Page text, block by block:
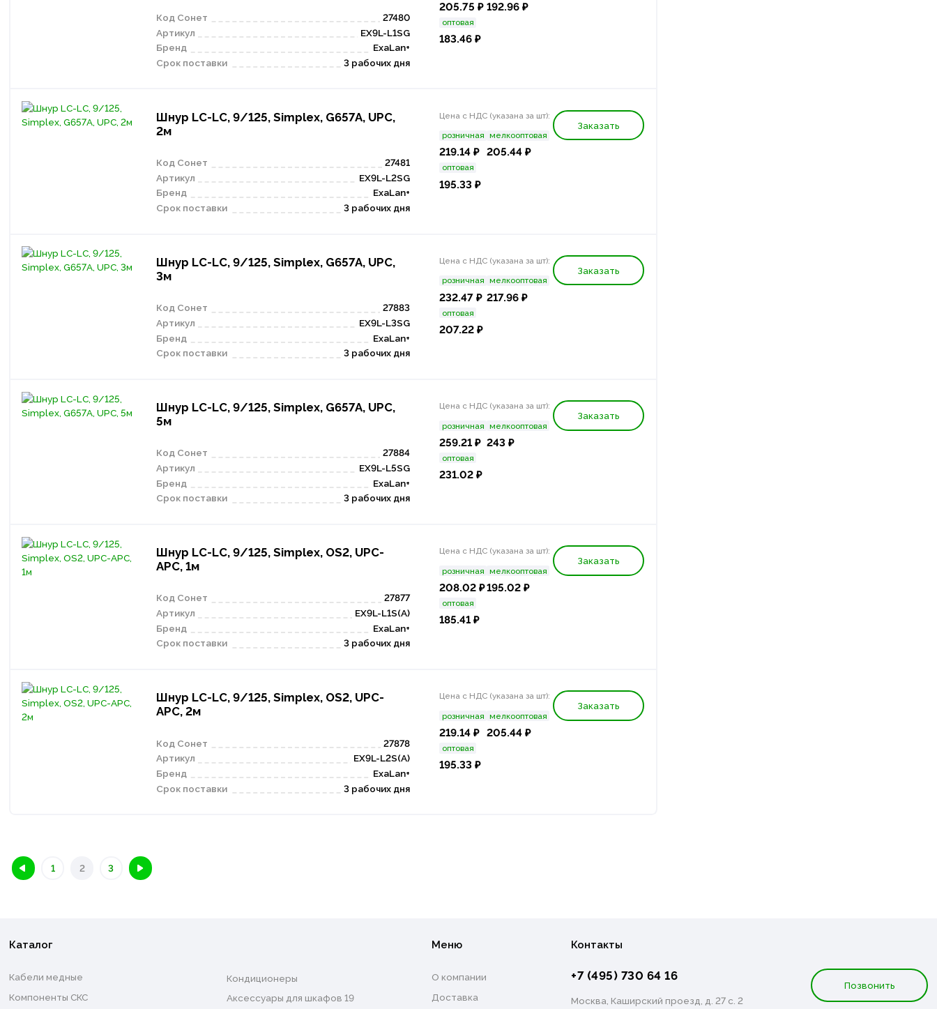
Код Сонет
27480
Артикул
EX9L-L1SG
Бренд
ExaLan+
Срок поставки
3 рабочих дня
205.75 ₽ 192.96 ₽
оптовая
183.46 ₽
Шнур LC-LC, 9/125, Simplex, G657A, UPC,
2м
Код Сонет
27481
Артикул
EX9L-L2SG
Бренд
ExaLan+
Срок поставки
3 рабочих дня
Цена с НДС (указана за шт):
розничная
219.14 ₽
мелкооптовая
205.44 ₽
оптовая
195.33 ₽
Заказать
Шнур LC-LC, 9/125, Simplex, G657A, UPC,
3м
Код Сонет
27883
Артикул
EX9L-L3SG
Бренд
ExaLan+
Срок поставки
3 рабочих дня
Цена с НДС (указана за шт):
розничная
232.47 ₽
мелкооптовая
217.96 ₽
оптовая
207.22 ₽
Заказать
Шнур LC-LC, 9/125, Simplex, G657A, UPC,
5м
Код Сонет
27884
Артикул
EX9L-L5SG
Бренд
ExaLan+
Срок поставки
3 рабочих дня
Цена с НДС (указана за шт):
розничная
259.21 ₽
мелкооптовая
243 ₽
оптовая
231.02 ₽
Заказать
Шнур LC-LC, 9/125, Simplex, OS2, UPC-
APC, 1м
Код Сонет
27877
Артикул
EX9L-L1S(A)
Бренд
ExaLan+
Срок поставки
3 рабочих дня
Цена с НДС (указана за шт):
розничная
208.02 ₽
мелкооптовая
195.02 ₽
оптовая
185.41 ₽
Заказать
Шнур LC-LC, 9/125, Simplex, OS2, UPC-
APC, 2м
Код Сонет
27878
Артикул
EX9L-L2S(A)
Бренд
ExaLan+
Срок поставки
3 рабочих дня
Цена с НДС (указана за шт):
розничная
219.14 ₽
мелкооптовая
205.44 ₽
оптовая
195.33 ₽
Заказать
1 2 3
Каталог
Кабели медные
Компоненты СКС
Кондиционеры
Аксессуары для шкафов 19
Меню
О компании
Доставка
Контакты
+7 (495) 730 64 16
Москва, Каширский проезд, д. 27 с. 2
Позвонить